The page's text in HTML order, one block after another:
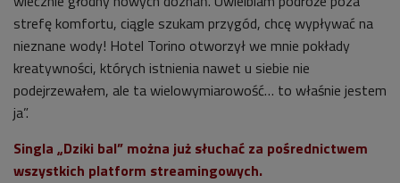
strefę komfortu, ciągle szukam przygód, chcę wypływać na
nieznane wody! Hotel Torino otworzył we mnie pokłady
kreatywności, których istnienia nawet u siebie nie
podejrzewałem, ale ta wielowymiarowość… to właśnie jestem
ja”.
Singla „Dziki bal” można już słuchać za pośrednictwem
wszystkich platform streamingowych.